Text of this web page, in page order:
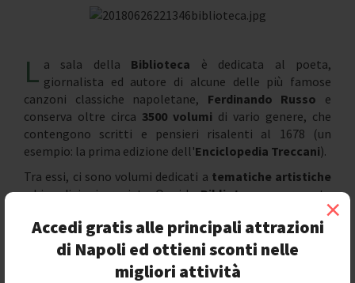
Accedi gratis alle principali attrazioni
di Napoli ed ottieni sconti nelle
migliori attività
×
L a sala della Biblioteca è dedicata al poeta,
giornalista ed autore di alcune delle più famose
canzoni classiche napoletane, Ferdinando Russo e
conserva oltre circa 3500 volumi di vario genere, che
contengono scritti e pensieri risalenti al 1678 (un
esempio: la prima edizione dell'Enciclopedia Treccani).
Tra essi, ci sono volumi dedicati a tematiche artistiche
ed in edizioni pregiate. Oggi laBibliotecarappresenta
un luogo di svago e di relax, dove è possibile svolgere
studi preziosi ed inedite indagini storiche.
L'Archivio Storico del Circolo Artistico